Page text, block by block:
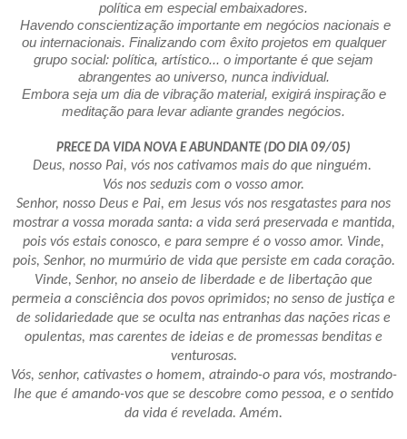
política em especial embaixadores.
Havendo conscientização importante em negócios nacionais e
ou internacionais. Finalizando com êxito projetos em qualquer
grupo social: política, artístico... o importante é que sejam
abrangentes ao universo, nunca individual.
Embora seja um dia de vibração material, exigirá inspiração e
meditação para levar adiante grandes negócios.
PRECE DA VIDA NOVA E ABUNDANTE (DO DIA 09/05)
Deus, nosso Pai, vós nos cativamos mais do que ninguém.
Vós nos seduzis com o vosso amor.
Senhor, nosso Deus e Pai, em Jesus vós nos resgatastes para nos
mostrar a vossa morada santa: a vida será preservada e mantida,
pois vós estais conosco, e para sempre é o vosso amor. Vinde,
pois, Senhor, no murmúrio de vida que persiste em cada coração.
Vinde, Senhor, no anseio de liberdade e de libertação que
permeia a consciência dos povos oprimidos; no senso de justiça e
de solidariedade que se oculta nas entranhas das nações ricas e
opulentas, mas carentes de ideias e de promessas benditas e
venturosas.
Vós, senhor, cativastes o homem, atraindo-o para vós, mostrando-
lhe que é amando-vos que se descobre como pessoa, e o sentido
da vida é revelada. Amém.